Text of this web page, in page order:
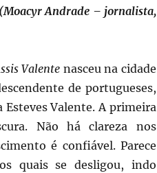
Andrade – jornalista,
Valente nasceu na cidade
de portugueses,
Esteves Valente. A primeira
Não há clareza nos
é confiável. Parece
quais se desligou, indo